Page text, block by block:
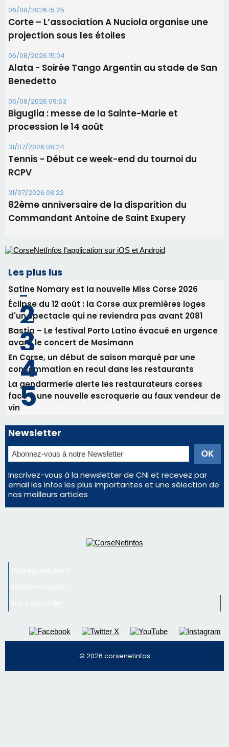
05/08/2026 09:53
Biguglia : messe de la Sainte-Marie et
procession le 14 août
31/07/2026 08:24
Tennis - Début ce week-end du tournoi du
RCPV
31/07/2026 08:22
82ème anniversaire de la disparition du
Commandant Antoine de Saint Exupery
Les plus lus
Satine Nomary est la nouvelle Miss Corse 2026
Éclipse du 12 août : la Corse aux premières loges
d'un spectacle qui ne reviendra pas avant 2081
avant le concert de Mosimann
consommation en recul dans les restaurants
La gendarmerie alerte les restaurateurs corses
face à une nouvelle escroquerie au faux vendeur de
vin
Newsletter
Inscrivez-vous à la newsletter de CNI et recevez par
email les infos les plus importantes et une sélection de
nos meilleurs articles
Régie publicitaire
Mentions légales
Nous contacter